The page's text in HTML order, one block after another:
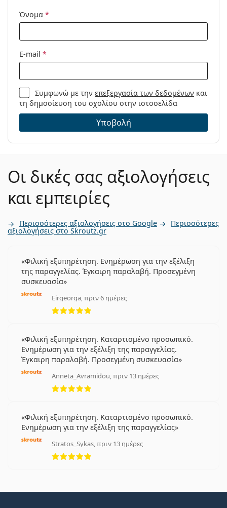
Όνομα *
E-mail *
Συμφωνώ με τηνεπεξεργασία των δεδομένων και
τη δημοσίευση του σχολίου στην ιστοσελίδα
Υποβολή
Οι δικές σας αξιολογήσεις
και εμπειρίες
Περισσότερες αξιολογήσεις στο Google Περισσότερες
αξιολογήσεις στο Skroutz.gr
Φιλική εξυπηρέτηση. Ενημέρωση για την εξέλιξη
της παραγγελίας. Έγκαιρη παραλαβή. Προσεγμένη
συσκευασία
Eirgeorga, πριν 6 ημέρες
5 αξιολογήσεις από 5
Φιλική εξυπηρέτηση. Καταρτισμένο προσωπικό.
Ενημέρωση για την εξέλιξη της παραγγελίας.
Έγκαιρη παραλαβή. Προσεγμένη συσκευασία
Anneta_Avramidou, πριν 13 ημέρες
5 αξιολογήσεις από 5
Φιλική εξυπηρέτηση. Καταρτισμένο προσωπικό.
Ενημέρωση για την εξέλιξη της παραγγελίας
Stratos_Sykas, πριν 13 ημέρες
5 αξιολογήσεις από 5